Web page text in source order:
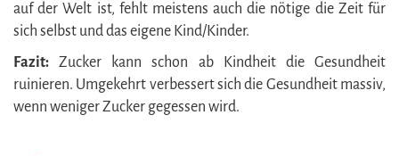
auf der Welt ist, fehlt meistens auch die nötige die Zeit für
sich selbst und das eigene Kind/Kinder.
Fazit: Zucker kann schon ab Kindheit die Gesundheit
ruinieren. Umgekehrt verbessert sich die Gesundheit massiv,
wenn weniger Zucker gegessen wird.